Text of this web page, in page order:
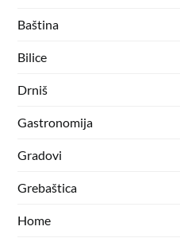
Baština
Bilice
Drniš
Gastronomija
Gradovi
Grebaštica
Home